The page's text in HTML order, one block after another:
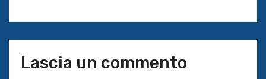
i
Lascia un commento